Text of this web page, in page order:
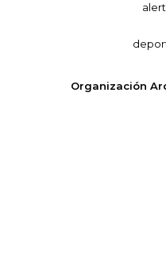
Organización